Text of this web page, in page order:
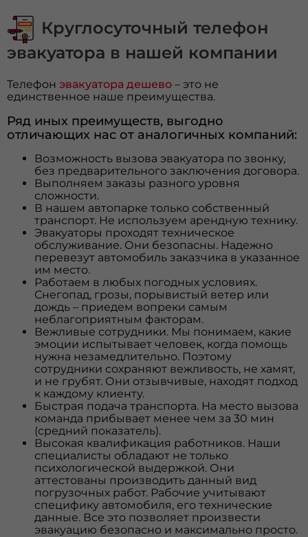
Круглосуточный телефон
эвакуатора в нашей компании
Телефонэвакуатора дешево – это не
единственное наше преимущества.
Ряд иных преимуществ, выгодно
отличающих нас от аналогичных компаний:
Возможность вызова эвакуатора по звонку,
без предварительного заключения договора.
Выполняем заказы разного уровня
сложности.
В нашем автопарке только собственный
транспорт. Не используем арендную технику.
Эвакуаторы проходят техническое
обслуживание. Они безопасны. Надежно
перевезут автомобиль заказчика в указанное
им место.
Работаем в любых погодных условиях.
Снегопад, грозы, порывистый ветер или
дождь – приедем вопреки самым
неблагоприятным факторам.
Вежливые сотрудники. Мы понимаем, какие
эмоции испытывает человек, когда помощь
нужна незамедлительно. Поэтому
сотрудники сохраняют вежливость, не хамят,
и не грубят. Они отзывчивые, находят подход
к каждому клиенту.
Быстрая подача транспорта. На место вызова
команда прибывает менее чем за 30 мин
(средний показатель).
Высокая квалификация работников. Наши
специалисты обладают не только
психологической выдержкой. Они
аттестованы производить данный вид
погрузочных работ. Рабочие учитывают
специфику автомобиля, его технические
данные. Все это позволяет произвести
эвакуацию безопасно и максимально просто.